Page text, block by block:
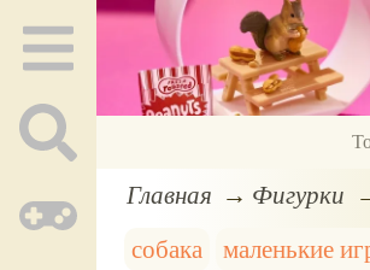
Главная Фигурки
собака
маленькие